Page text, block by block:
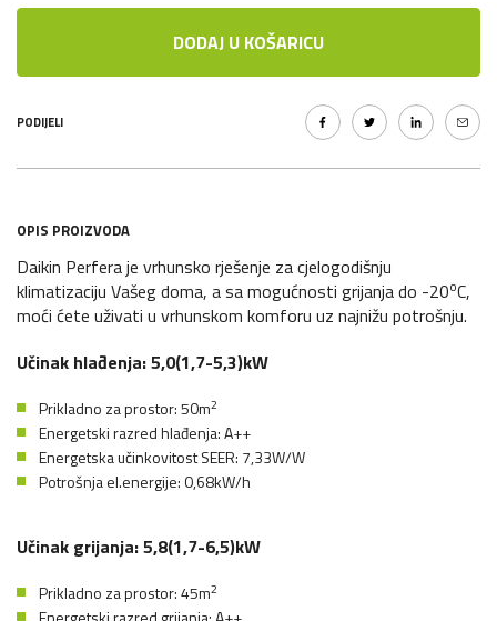
DODAJ U KOŠARICU
PODIJELI
OPIS PROIZVODA
Daikin Perfera je vrhunsko rješenje za cjelogodišnju
klimatizaciju Vašeg doma, a sa mogućnosti grijanja do -20oC,
moći ćete uživati u vrhunskom komforu uz najnižu potrošnju.
Učinak hlađenja: 5,0(1,7-5,3)kW
Prikladno za prostor: 50m2
Energetski razred hlađenja: A++
Energetska učinkovitost SEER: 7,33W/W
Potrošnja el.energije: 0,68kW/h
Učinak grijanja: 5,8(1,7-6,5)kW
Prikladno za prostor: 45m2